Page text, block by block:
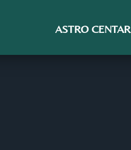
ASTRO CENTAR